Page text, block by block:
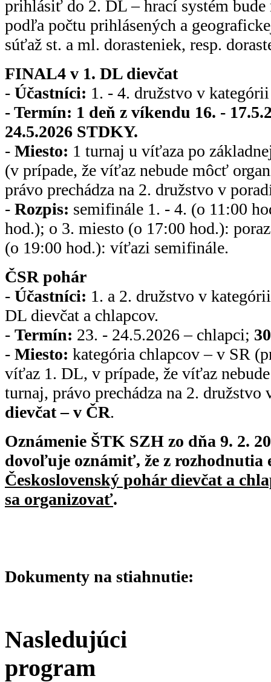
prihlásiť do 2. DL – hrací systém
podľa počtu prihlásených a
súťaž st. a ml. dorasteniek, resp.
FINAL4 v 1. DL dievčat
- Účastníci: 1. - 4. družstvo v
- Termín: 1 deň z víkendu 16. -
24.5.2026 STDKY.
- Miesto: 1 turnaj u víťaza po
(v prípade, že víťaz nebude môcť
právo prechádza na 2. družstvo v
- Rozpis: semifinále 1. - 4. (o 11:00
hod.); o 3. miesto (o 17:00 hod.):
(o 19:00 hod.): víťazi semifinále.
ČSR pohár
- Účastníci: 1. a 2. družstvo v
DL dievčat a chlapcov.
- Termín: 23. - 24.5.2026 – chlapci;
- Miesto: kategória chlapcov – v SR
víťaz 1. DL, v prípade, že víťaz
turnaj, právo prechádza na 2.
dievčat – v ČR.
Oznámenie ŠTK SZH zo dňa 9. 2.
dovoľuje oznámiť, že z
Československý pohár dievčat a
sa organizovať.
Dokumenty na stiahnutie:
Nasledujúci
program